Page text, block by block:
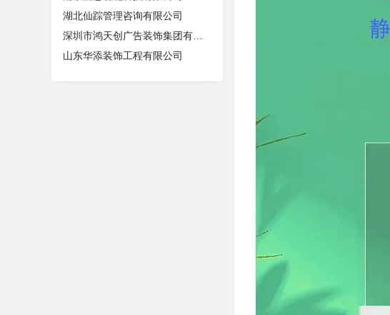
湖北仙踪管理咨询有限公司
山东华添装饰工程有限公司